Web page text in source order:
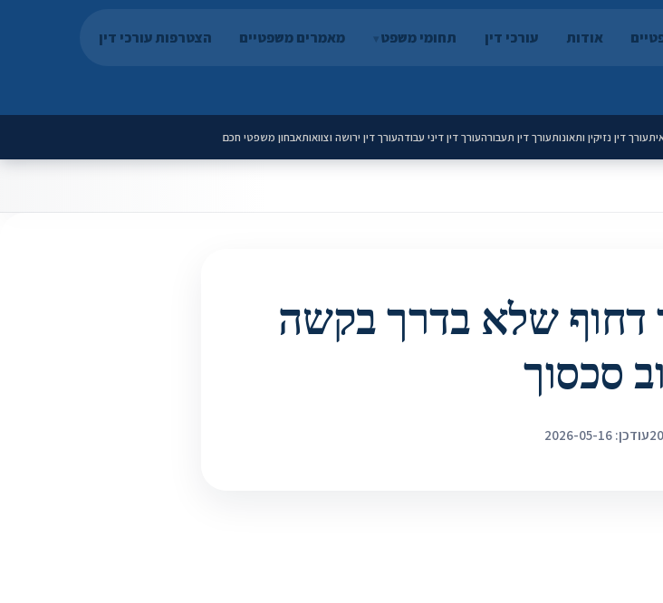
אודות עורכי דין תחומי משפט מאמרים משפטיים הצטרפות עורכי דין
עורך דין נזיקין ותאונותעורך דין תעבורהעורך דין דיני עבודהעורך דין ירושה וצוואותאבחון משפטי חכם
דחוף שלא בדרך בקשה
סכסוך
עודכן: 2026-05-16